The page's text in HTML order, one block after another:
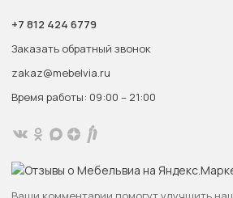
+7 812 424 6779
Заказать обратный звонок
zakaz@mebelvia.ru
Время работы: 09:00 – 21:00